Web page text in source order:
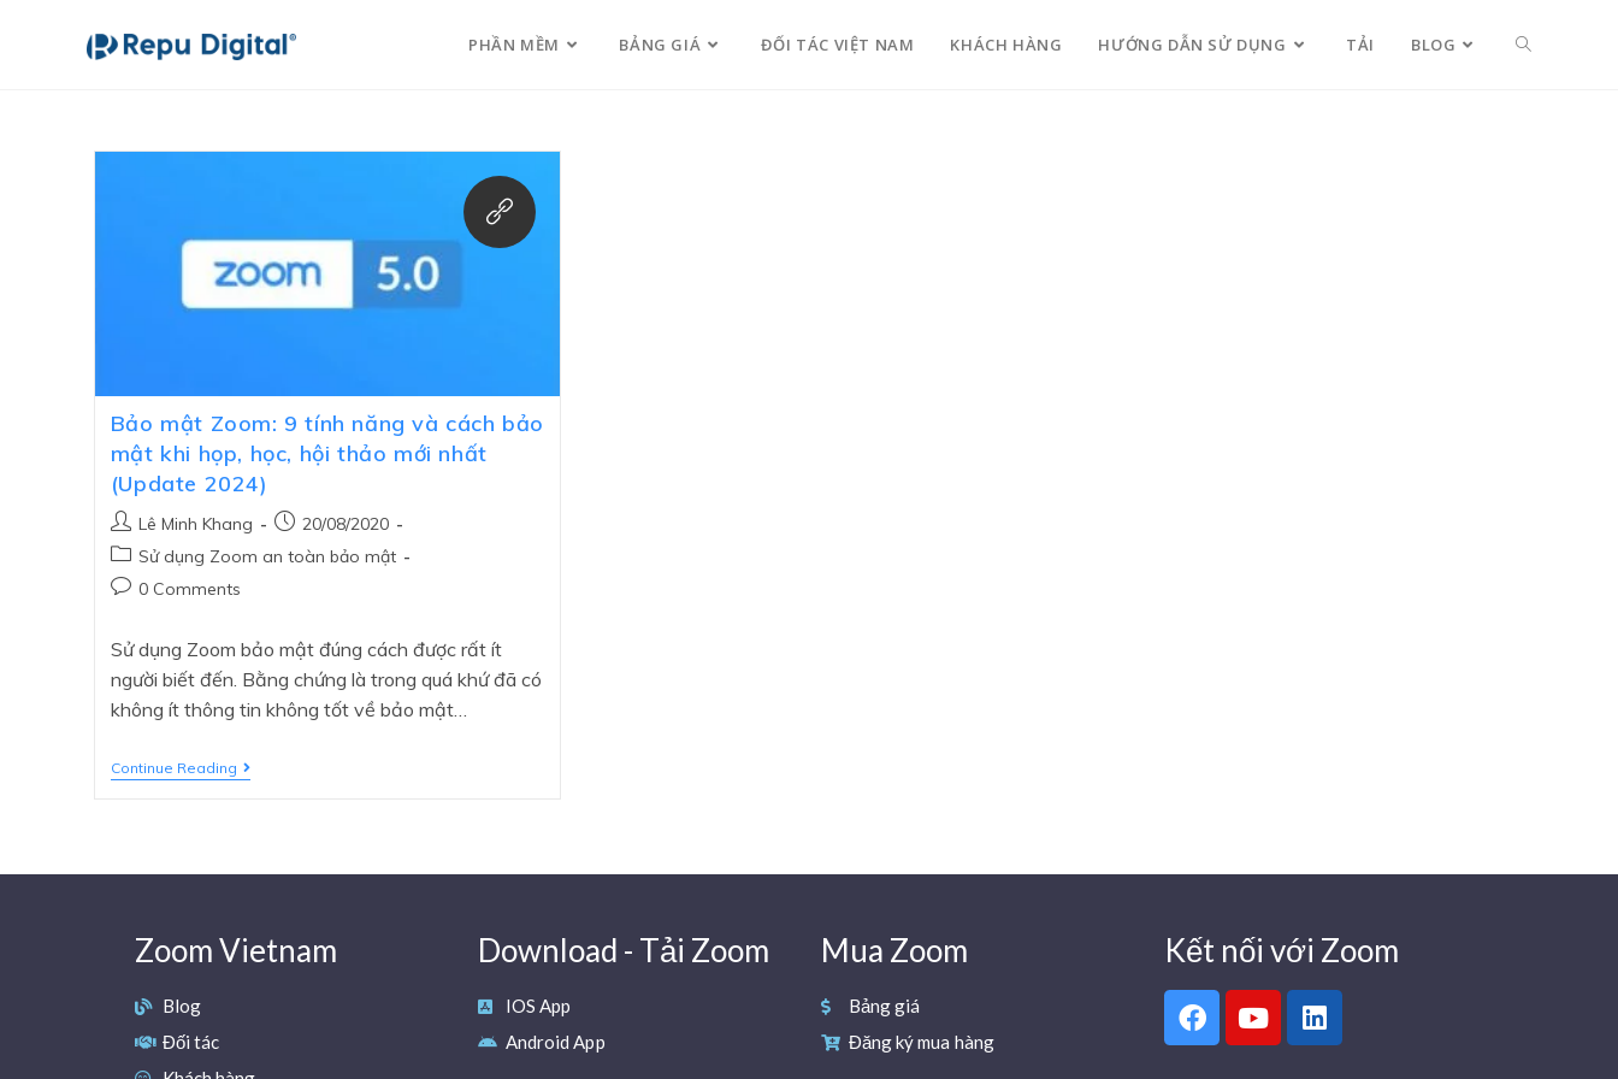
PHẦN MỀM BẢNG GIÁ ĐỐI TÁC VIỆT NAM KHÁCH HÀNG HƯỚNG DẪN SỬ DỤNG TẢI BLOG
Bảo mật Zoom: 9 tính năng và cách bảo
mật khi họp, học, hội thảo mới nhất
(Update 2024)
Lê Minh Khang
20/08/2020
Sử dụng Zoom an toàn bảo mật
0 Comments
Sử dụng Zoom bảo mật đúng cách được rất ít
người biết đến. Bằng chứng là trong quá khứ đã có
không ít thông tin không tốt về bảo mật…
Continue Reading
Zoom Vietnam
Blog
Đối tác
Download - Tải Zoom
IOS App
Android App
Mua Zoom
Bảng giá
Đăng ký mua hàng
Kết nối với Zoom